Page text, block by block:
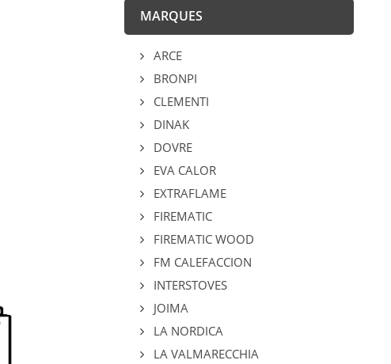
MARQUES
ARCE
BRONPI
CLEMENTI
DINAK
DOVRE
EVA CALOR
EXTRAFLAME
FIREMATIC
FIREMATIC WOOD
FM CALEFACCION
INTERSTOVES
JOIMA
LA NORDICA
LA VALMARECCHIA